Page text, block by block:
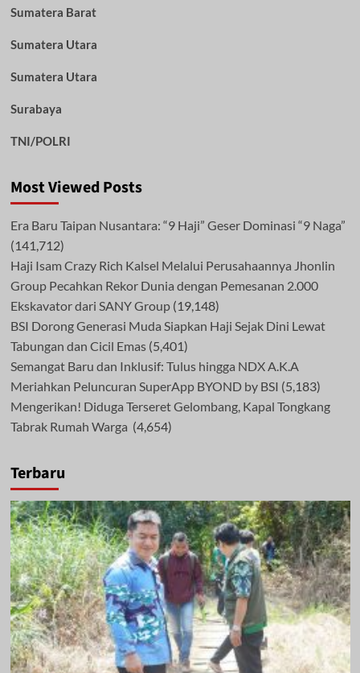
Sumatera Barat
Sumatera Utara
Sumatera Utara
Surabaya
TNI/POLRI
Most Viewed Posts
Era Baru Taipan Nusantara: “9 Haji” Geser Dominasi “9 Naga”
(141,712)
Haji Isam Crazy Rich Kalsel Melalui Perusahaannya Jhonlin
Group Pecahkan Rekor Dunia dengan Pemesanan 2.000
Ekskavator dari SANY Group (19,148)
BSI Dorong Generasi Muda Siapkan Haji Sejak Dini Lewat
Tabungan dan Cicil Emas (5,401)
Semangat Baru dan Inklusif: Tulus hingga NDX A.K.A
Meriahkan Peluncuran SuperApp BYOND by BSI (5,183)
Mengerikan! Diduga Terseret Gelombang, Kapal Tongkang
Tabrak Rumah Warga (4,654)
Terbaru